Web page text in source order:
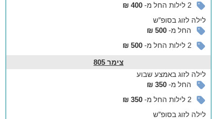
2 לילות החל מ-
400 ₪
לילהלזוג בסופ”ש
החל מ-500 ₪
2 לילות החל מ-
500 ₪
צימר 805
לילהלזוג באמצע שבוע
החל מ-350 ₪
2 לילות החל מ-
350 ₪
לילהלזוג בסופ”ש